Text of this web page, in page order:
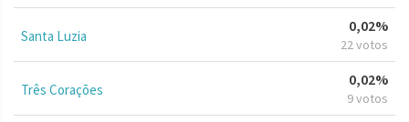
Santa Luzia
0,02%
22 votos
Três Corações
0,02%
9 votos